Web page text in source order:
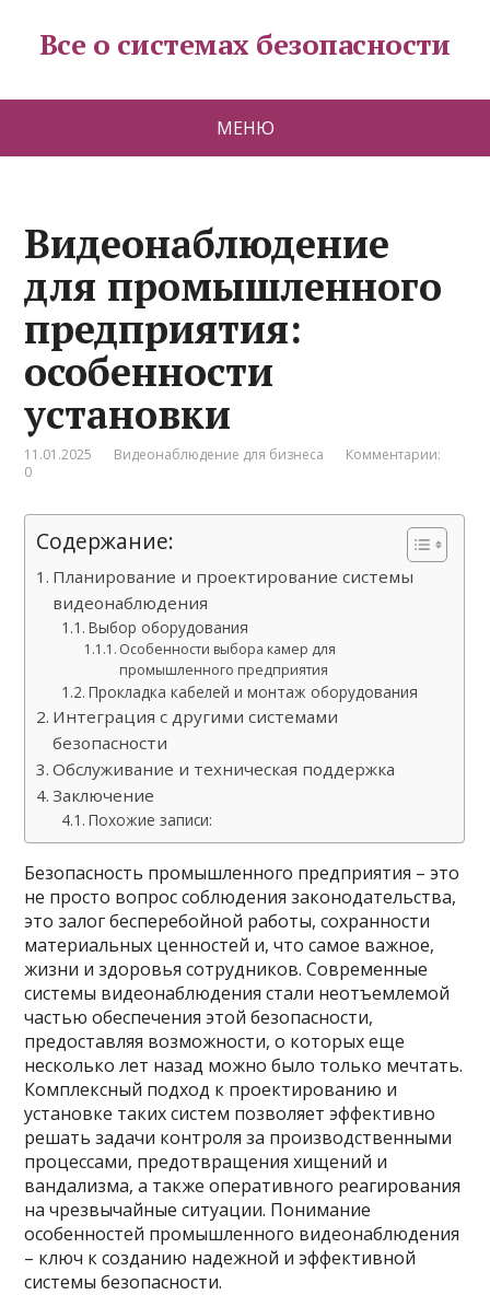
Все о системах безопасности
МЕНЮ
Видеонаблюдение
для промышленного
предприятия:
особенности
установки
11.01.2025 Видеонаблюдение для бизнеса
Комментарии:
0
Содержание:
Планирование и проектирование системы
видеонаблюдения
Выбор оборудования
Особенности выбора камер для
промышленного предприятия
Прокладка кабелей и монтаж оборудования
Интеграция с другими системами
безопасности
Обслуживание и техническая поддержка
Заключение
Похожие записи:
Безопасность промышленного предприятия – это
не просто вопрос соблюдения законодательства,
это залог бесперебойной работы, сохранности
материальных ценностей и, что самое важное,
жизни и здоровья сотрудников. Современные
системы видеонаблюдения стали неотъемлемой
частью обеспечения этой безопасности,
предоставляя возможности, о которых еще
несколько лет назад можно было только мечтать.
Комплексный подход к проектированию и
установке таких систем позволяет эффективно
решать задачи контроля за производственными
процессами, предотвращения хищений и
вандализма, а также оперативного реагирования
на чрезвычайные ситуации. Понимание
особенностей промышленного видеонаблюдения
– ключ к созданию надежной и эффективной
системы безопасности.